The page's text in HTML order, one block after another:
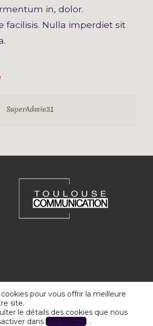
in, dolor.
facilisis. Nulla imperdiet sit
SuperAdmin31
pour vous offrir la meilleure
site.
le détails des cookies que nous
dans paramètres .